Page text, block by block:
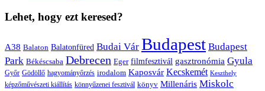
Lehet, hogy ezt keresed?
A38 Balaton Balatonfüred Budai Vár Budapest Budapest
Park Békéscsaba Debrecen Eger filmfesztivál gasztronómia Gyula
Győr Gödöllő hagyományőrzés irodalom Kaposvár Kecskemét Keszthely
képzőművészeti kiállítás könnyűzenei fesztivál könyv Millenáris Miskolc